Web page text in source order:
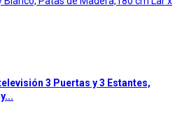
3 Puertas y 3 Estantes,